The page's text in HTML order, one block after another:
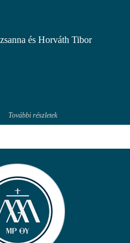
és Horváth Tibor
További részletek